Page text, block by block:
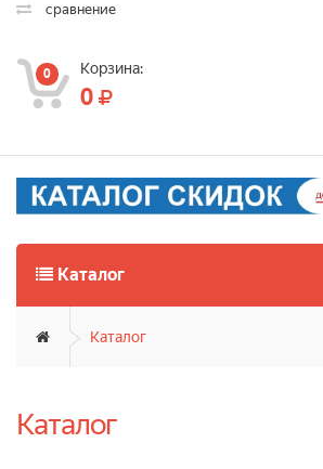
сравнение
0 Корзина:
0
Каталог
Каталог
Каталог